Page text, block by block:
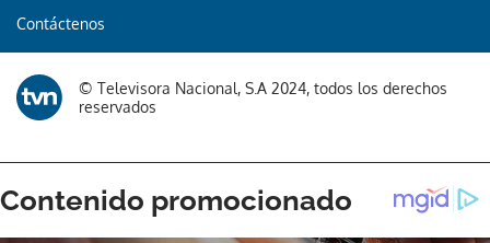
Gracias por suscribirte a nuestro boletín.
ACEPTAR
Contáctenos
© Televisora Nacional, S.A 2024, todos los derechos
reservados